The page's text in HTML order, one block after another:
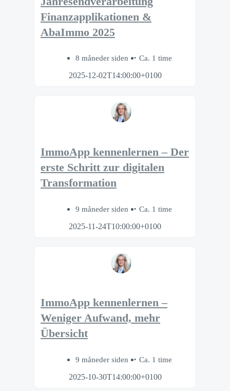
Finanzapplikationen &
AbaImmo 2025
8 måneder siden
Ca. 1 time
2025-12-02T14:00:00+0100
ImmoApp kennenlernen – Der
erste Schritt zur digitalen
Transformation
9 måneder siden
Ca. 1 time
2025-11-24T10:00:00+0100
ImmoApp kennenlernen –
Weniger Aufwand, mehr
Übersicht
9 måneder siden
Ca. 1 time
2025-10-30T14:00:00+0100